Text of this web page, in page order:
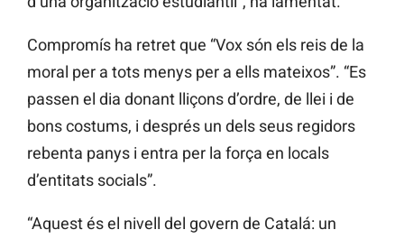
Compromís ha retret que “Vox són els reis de la
moral per a tots menys per a ells mateixos”. “Es
passen el dia donant lliçons d’ordre, de llei i de
bons costums, i després un dels seus regidors
rebenta panys i entra per la força en locals
d’entitats socials”.
“Aquest és el nivell del govern de Catalá: un